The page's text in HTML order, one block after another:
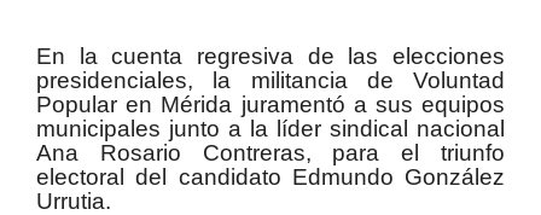
En la cuenta regresiva de las elecciones
presidenciales, la militancia de Voluntad
Popular en Mérida juramentó a sus equipos
municipales junto a la líder sindical nacional
Ana Rosario Contreras, para el triunfo
electoral del candidato Edmundo González
Urrutia.